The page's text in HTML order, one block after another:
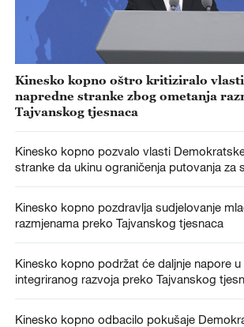
Kinesko kopno oštro kritiziralo
napredne stranke zbog ometanja
Tajvanskog tjesnaca
Kinesko kopno pozvalo vlasti
stranke da ukinu ograničenja putovanja za
Kinesko kopno pozdravlja sudjelovanje
razmjenama preko Tajvanskog tjesnaca
Kinesko kopno podržat će daljnje napore
integriranog razvoja preko Tajvanskog
Kinesko kopno odbacilo pokušaje